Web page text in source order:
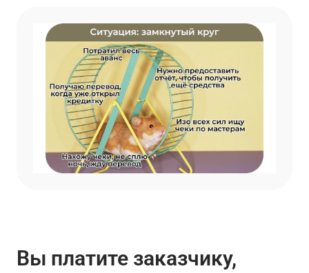
Вы платите заказчику,